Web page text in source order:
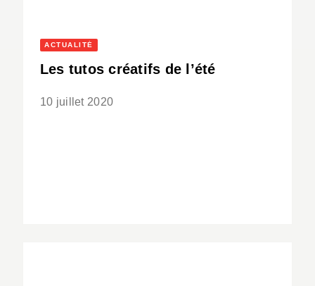
ACTUALITÉ
Les tutos créatifs de l’été
10 juillet 2020